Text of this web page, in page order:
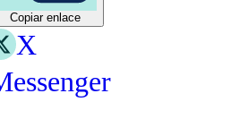
Copiar enlace
X